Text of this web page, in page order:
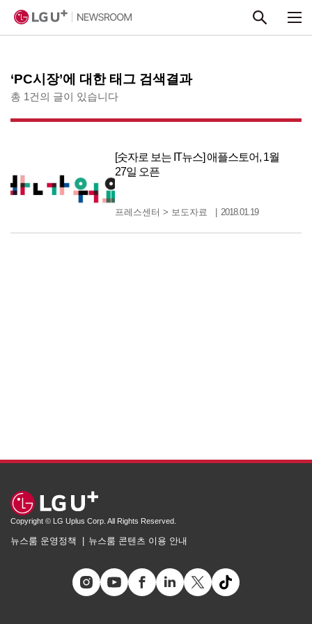
‘PC시장’에 대한 태그 검색결과
총 1건의 글이 있습니다
[숫자로 보는 IT뉴스] 애플스토어, 1월
27일 오픈
프레스센터 > 보도자료 2018.01.19
Copyright © LG Uplus Corp. All Rights Reserved.
뉴스룸 운영정책 뉴스룸 콘텐츠 이용 안내